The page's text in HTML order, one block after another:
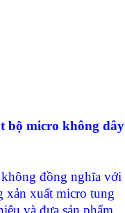
bộ micro không dây
đồng nghĩa với
xản xuất micro tung
và đưa sản phẩm